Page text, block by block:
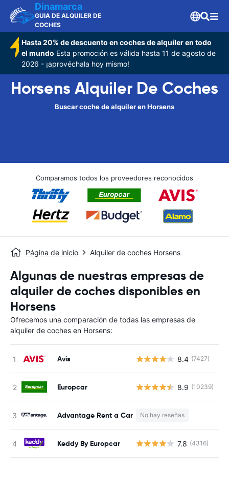
Dinamarca
GUIA DE ALQUILER DE
COCHES
Hasta 20% de descuento en coches de alquiler en todo
el mundo Esta promoción es válida hasta 11 de agosto de
2026 - ¡aprovéchala hoy mismo!
Horsens Alquiler De Coches
Buscar coche de alquiler en Horsens
Comparamos todos los proveedores reconocidos
Página de inicio Alquiler de coches Horsens
Algunas de nuestras empresas de
alquiler de coches disponibles en
Horsens
Ofrecemos una comparación de todas las empresas de
alquiler de coches en Horsens:
Avis 8.4 (7427)
Europcar 8.9 (10239)
Advantage Rent a Car No hay reseñas
Keddy By Europcar 7.8 (4316)